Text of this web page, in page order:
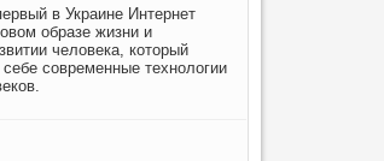
в Украине Интернет
образе жизни и
человека, который
современные технологии